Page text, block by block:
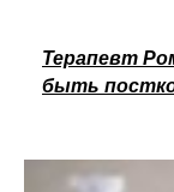
Терапевт
быть